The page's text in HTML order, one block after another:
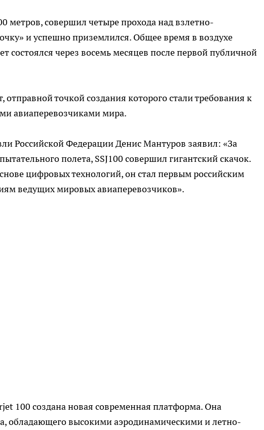
метров, совершил четыре прохода над взлетно-
и успешно приземлился. Общее время в воздухе
состоялся через восемь месяцев после первой публичной
отправной точкой создания которого стали требования к
авиаперевозчиками мира.
Российской Федерации Денис Мантуров заявил: «За
полета, SSJ100 совершил гигантский скачок.
цифровых технологий, он стал первым российским
ведущих мировых авиаперевозчиков».
100 создана новая современная платформа. Она
обладающего высокими аэродинамическими и летно-